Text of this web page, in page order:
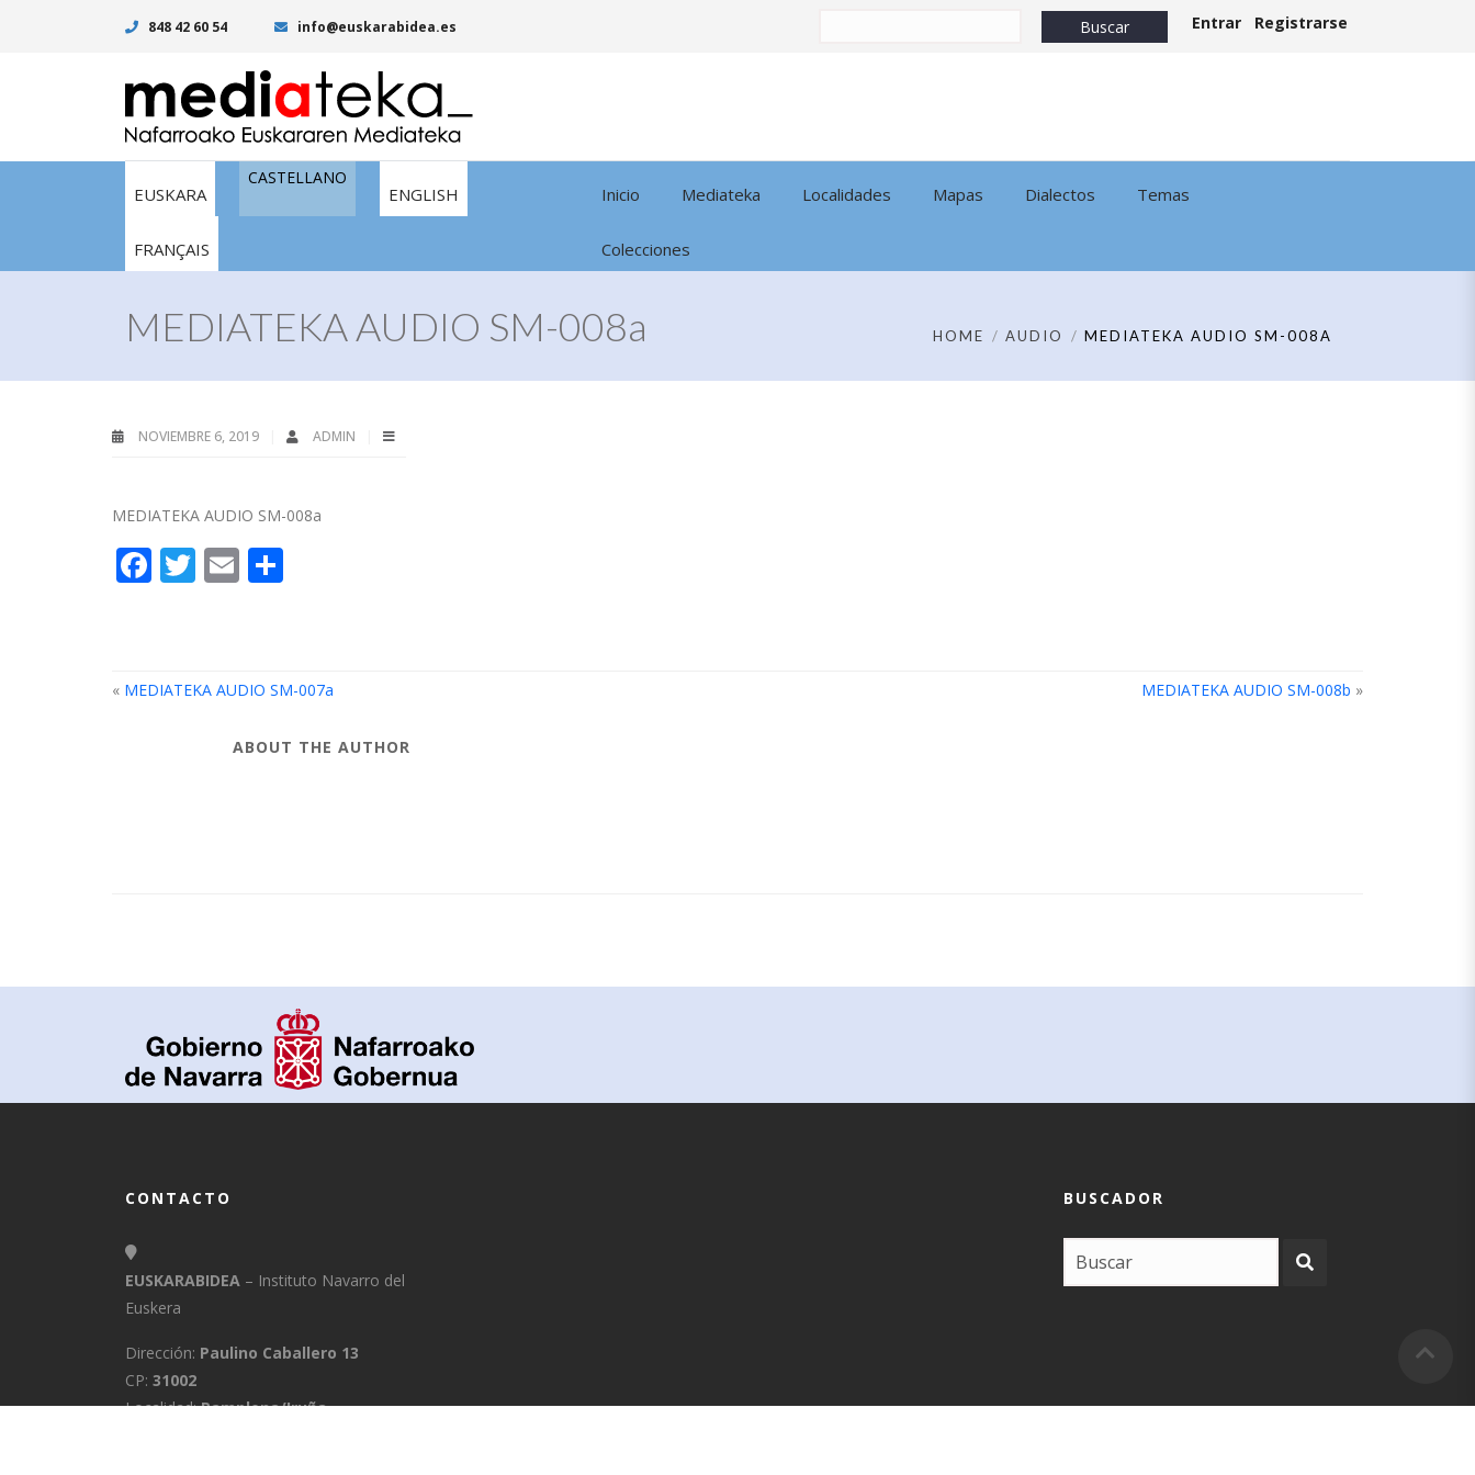
848 42 60 54 info@euskarabidea.es Entrar Registrarse
EUSKARA
CASTELLANO
ENGLISH
FRANÇAIS
Inicio Mediateka Localidades Mapas Dialectos Temas
Colecciones
MEDIATEKA AUDIO SM-008a HOME AUDIO MEDIATEKA AUDIO SM-008A
NOVIEMBRE 6, 2019 ADMIN
MEDIATEKA AUDIO SM-008a
Facebook
Twitter
Email
« MEDIATEKA AUDIO SM-007a MEDIATEKA AUDIO SM-008b »
ABOUT THE AUTHOR
CONTACTO
EUSKARABIDEA – Instituto Navarro del
Euskera
Dirección: Paulino Caballero 13
CP: 31002
Localidad:Pamplona/Iruña
BUSCADOR